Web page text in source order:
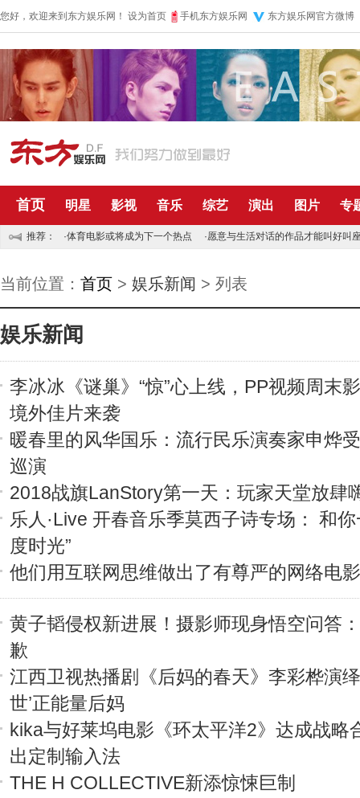
您好，欢迎来到东方娱乐网！ 设为首页 手机东方娱乐网 东方娱乐网官方微博
首页 明星 影视 音乐 综艺 演出 图片 专
推荐： ·体育电影或将成为下一个热点 ·愿意与生活对话的作品才能叫好叫
当前位置： 首页 > 娱乐新闻 > 列表
娱乐新闻
李冰冰《谜巢》“惊”心上线，PP视频周末
境外佳片来袭
暖春里的风华国乐：流行民乐演奏家申烨
巡演
2018战旗LanStory第一天：玩家天堂放肆
乐人·Live 开春音乐季莫西子诗专场： 和你
度时光”
他们用互联网思维做出了有尊严的网络电影
黄子韬侵权新进展！摄影师现身悟空问答
歉
江西卫视热播剧《后妈的春天》李彩桦演绎
世’正能量后妈
kika与好莱坞电影《环太平洋2》达成战略
出定制输入法
THE H COLLECTIVE新添惊悚巨制